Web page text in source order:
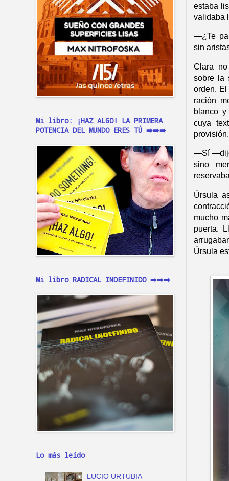
estaba
validaba
—¿Te
sin
Clara
sobre la
orden.
ración
blanco
cuya
—Sí
sino
Úrsula
mucho
puerta.
Úrsula
Mi libro: ¡HAZ ALGO! LA PRIMERA
POTENCIA DEL MUNDO ERES TÚ ➡️➡️➡️
Mi libro RADICAL INDEFINIDO ➡️➡️➡️
Lo más leído
LUCIO URTUBIA